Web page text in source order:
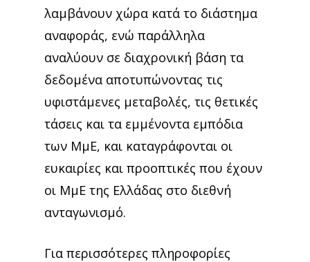
λαμβάνουν χώρα κατά το διάστημα
αναφοράς, ενώ παράλληλα
αναλύουν σε διαχρονική βάση τα
δεδομένα αποτυπώνοντας τις
υφιστάμενες μεταβολές, τις θετικές
τάσεις και τα εμμένοντα εμπόδια
των ΜμΕ, και καταγράφονται οι
ευκαιρίες και προοπτικές που έχουν
οι ΜμΕ της Ελλάδας στο διεθνή
ανταγωνισμό.
Για περισσότερες πληροφορίες